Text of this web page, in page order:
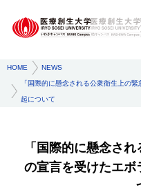
HOME NEWS
「国際的に懸念される公衆衛生上の
起について
「国際的に懸念さ
の宣言を受けたエボ